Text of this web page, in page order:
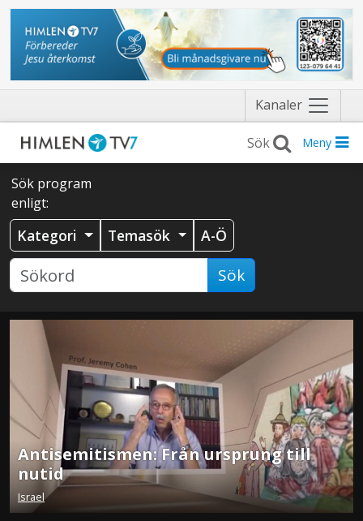
Kanaler Näytä
valikko
Meny
Sök program
enligt:
Kategori Temasök A-Ö
Sök
Antisemitismen: Från ursprung till
nutid
Israel